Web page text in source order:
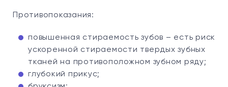
Противопоказания:
повышенная стираемость зубов – есть риск
ускоренной стираемости твердых зубных
тканей на противоположном зубном ряду;
глубокий прикус;